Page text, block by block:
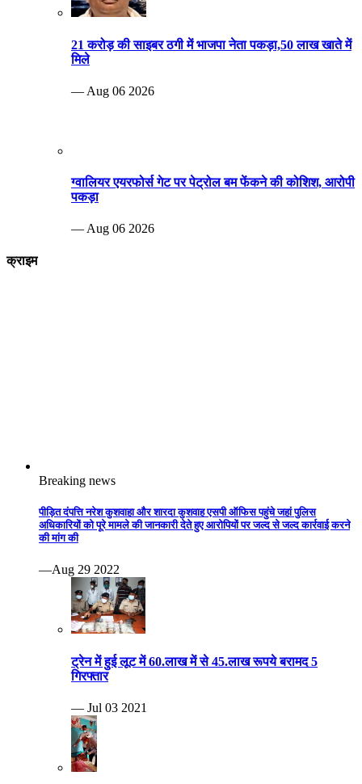
21 करोड़ की साइबर ठगी में भाजपा नेता पकड़ा,50 लाख खाते में
मिले
— Aug 06 2026
ग्वालियर एयरफोर्स गेट पर पेट्रोल बम फेंकने की कोशिश, आरोपी
पकड़ा
— Aug 06 2026
क्राइम
Breaking news
पीड़ित दंपत्ति नरेश कुशवाहा और शारदा कुशवाह एसपी ऑफिस पहुंचे जहां पुलिस
अधिकारियों को पूरे मामले की जानकारी देते हुए आरोपियों पर जल्द से जल्द कार्रवाई करने
की मांग की
—Aug 29 2022
ट्रेन में हुई लूट में 60.लाख में से 45.लाख रूपये बरामद 5
गिरफ्तार
— Jul 03 2021